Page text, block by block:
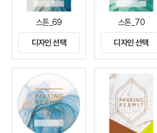
스톤_69
디자인 선택
스톤_70
디자인 선택